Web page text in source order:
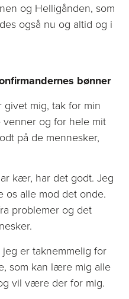
og Helligånden, som
også nu og altid og i
bønner
mig, tak for min
og for hele mit
på de mennesker,
kær, har det godt. Jeg
os alle mod det onde.
problemer og det
er taknemmelig for
som kan lære mig alle
vil være der for mig.